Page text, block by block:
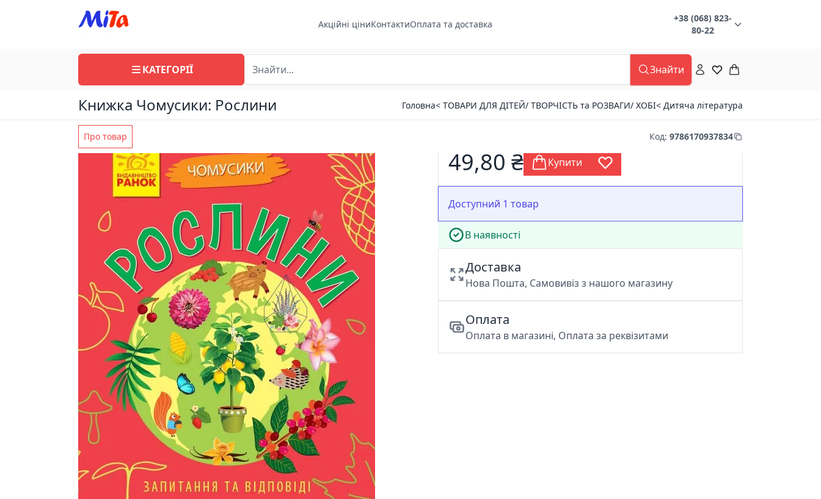
Акційні ціниКонтактиОплата та доставка
+38 (068) 823-
80-22
КАТЕГОРІЇ Знайти
Книжка Чомусики: Рослини Головна< ТОВАРИ ДЛЯ ДІТЕЙ/ ТВОРЧІСТЬ та РОЗВАГИ/ ХОБІ< Дитяча література
Про товар Код: 9786170937834
49,80 ₴ Купити
Доступний 1 товар
В наявності
Доставка
Нова Пошта, Самовивіз з нашого магазину
Оплата
Оплата в магазині, Оплата за реквізитами